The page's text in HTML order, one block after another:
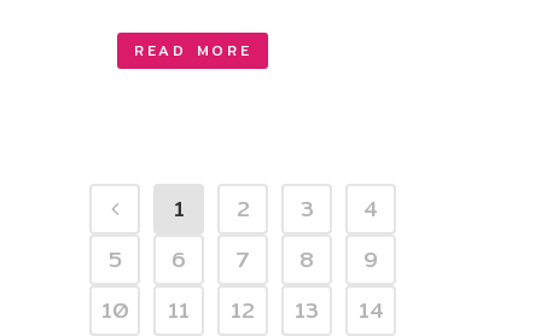
READ MORE
1 2 3
4
5
6 7 8
9
10
11 12 13
14